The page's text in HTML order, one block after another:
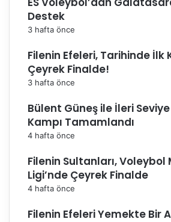
Destek
3 hafta önce
Filenin Efeleri, Tarihinde İlk
Çeyrek Finalde!
3 hafta önce
Bülent Güneş ile İleri
Kampı Tamamlandı
4 hafta önce
Filenin Sultanları,
Ligi’nde Çeyrek Finalde
4 hafta önce
Filenin Efeleri Yemekte Bir